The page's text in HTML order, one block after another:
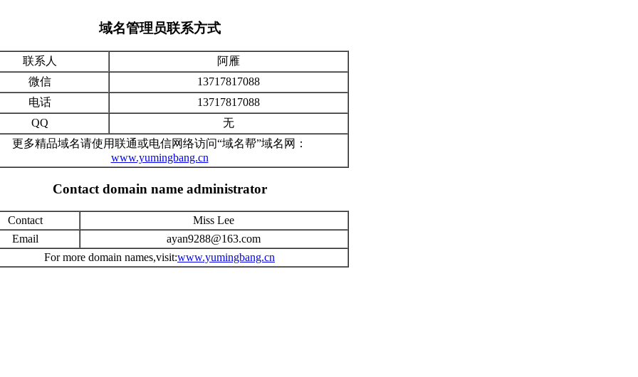
域名管理员联系方式
联系人
阿雁
微信
13717817088
电话
13717817088
QQ
无
更多精品域名请使用联通或电信网络访问“域名帮”域名网：
www.yumingbang.cn
Contact domain name administrator
Contact
Miss Lee
Email
ayan9288@163.com
For more domain names,visit:www.yumingbang.cn